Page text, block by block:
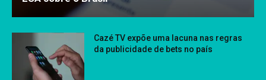
Cazé TV expõe uma lacuna nas regras
da publicidade de bets no país